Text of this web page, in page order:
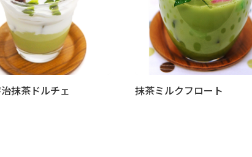
抹茶ドルチェ 抹茶ミルクフロート